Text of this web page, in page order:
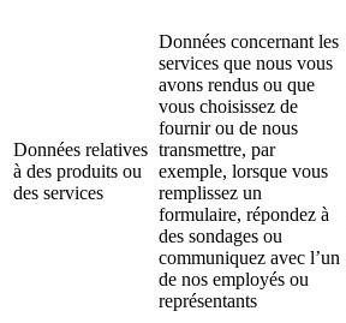
Données relatives
à des produits ou
des services
Données concernant les
services que nous vous
avons rendus ou que
vous choisissez de
fournir ou de nous
transmettre, par
exemple, lorsque vous
remplissez un
formulaire, répondez à
des sondages ou
communiquez avec l’un
de nos employés ou
représentants